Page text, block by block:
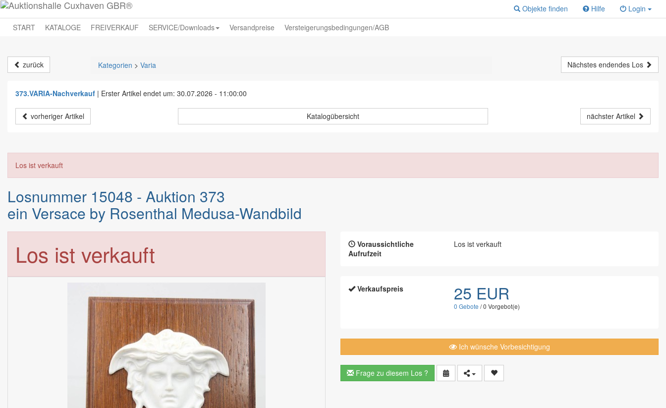
Objekte finden Hilfe
Login
START
KATALOGE FREIVERKAUF SERVICE/Downloads Versandpreise Versteigerungsbedingungen/AGB
zurück Kategorien > Varia Nächstes endendes Los
373.VARIA-Nachverkauf | Erster Artikel endet um: 30.07.2026 - 11:00:00
vorheriger Artikel Katalogübersicht nächster Artikel
Los ist verkauft
Losnummer 15048 - Auktion 373
ein Versace by Rosenthal Medusa-Wandbild
Los ist verkauft
Voraussichtliche
Aufrufzeit
Los ist verkauft
Verkaufspreis 25 EUR
0 Gebote /0 Vorgebot(e)
Ich wünsche Vorbesichtigung
Frage zu diesem Los ?